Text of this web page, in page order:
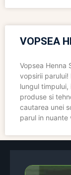
VOPSEA
Vopsea Henna
vopsirii
lungul
produse si
cautarea unei
parul in nuante